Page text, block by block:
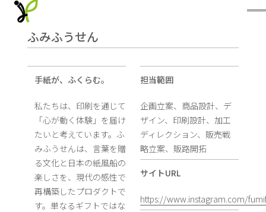
ふみふうせん
手紙が、ふくらむ。
私たちは、印刷を通じて
「心が動く体験」を届け
たいと考えています。ふ
みふうせんは、言葉を贈
る文化と日本の紙風船の
楽しさを、現代の感性で
再構築したプロダクトで
す。単なるギフトではな
担当範囲
企画立案、商品設計、デ
ザイン、印刷設計、加工
ディレクション、販売戦
略立案、販路開拓
サイトURL
https://www.instagram.com/